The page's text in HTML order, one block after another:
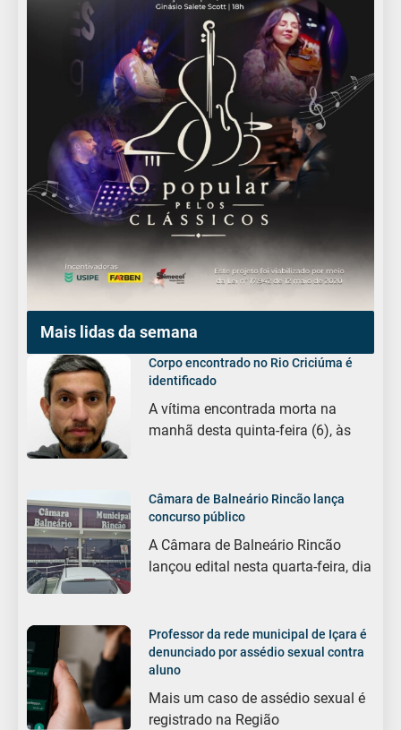
Mais lidas da semana
Corpo encontrado no Rio Criciúma é
identificado
A vítima encontrada morta na
manhã desta quinta-feira (6), às
Câmara de Balneário Rincão lança
concurso público
A Câmara de Balneário Rincão
lançou edital nesta quarta-feira, dia
Professor da rede municipal de Içara é
denunciado por assédio sexual contra
aluno
Mais um caso de assédio sexual é
registrado na Região